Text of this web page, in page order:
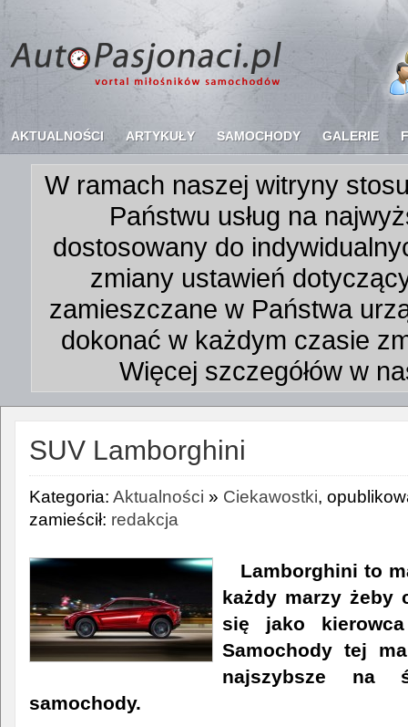
AKTUALNOŚCI ARTYKUŁY SAMOCHODY GALERIE
W ramach naszej witryny
Państwu usług na
dostosowany do
zmiany ustawień
zamieszczane w Państwa
dokonać w każdym czasie
Więcej szczegółów w
SUV Lamborghini
Kategoria: Aktualności » Ciekawostki,
zamieścił: redakcja
Lamborghini to
każdy marzy żeby
się jako
Samochody tej
najszybsze na
samochody.